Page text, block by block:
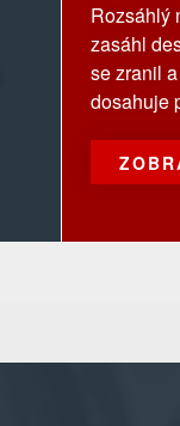
Rozsáhlý
zasáhl
se zranil
dosahuje